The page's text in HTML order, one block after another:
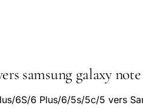
samsung galaxy note
6S/6 Plus/6/5s/5c/5 vers